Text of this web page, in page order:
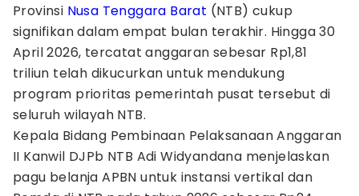
Provinsi Nusa Tenggara Barat (NTB) cukup
signifikan dalam empat bulan terakhir. Hingga 30
April 2026, tercatat anggaran sebesar Rp1,81
triliun telah dikucurkan untuk mendukung
program prioritas pemerintah pusat tersebut di
seluruh wilayah NTB.
Kepala Bidang Pembinaan Pelaksanaan Anggaran
II Kanwil DJPb NTB Adi Widyandana menjelaskan
pagu belanja APBN untuk instansi vertikal dan